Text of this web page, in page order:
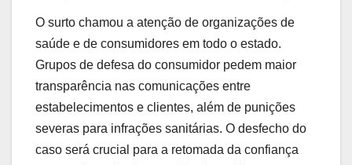
O surto chamou a atenção de organizações de
saúde e de consumidores em todo o estado.
Grupos de defesa do consumidor pedem maior
transparência nas comunicações entre
estabelecimentos e clientes, além de punições
severas para infrações sanitárias. O desfecho do
caso será crucial para a retomada da confiança